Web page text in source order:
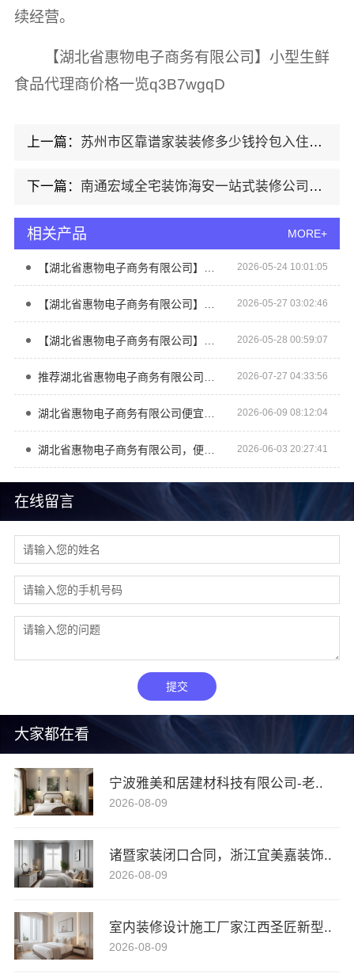
大家都在看
宁波雅美和居建材科技有限公司-老..
2026-08-09
诸暨家装闭口合同，浙江宜美嘉装饰..
2026-08-09
室内装修设计施工厂家江西圣匠新型..
2026-08-09
在线留言
提交
续经营。
【湖北省惠物电子商务有限公司】小型生鲜
食品代理商价格一览q3B7wgqD
上一篇： 苏州市区靠谱家装装修多少钱拎包入住百年豪庭
下一篇： 南通宏域全宅装饰海安一站式装修公司价格
相关产品 MORE+
2026-05-24 10:01:05
2026-05-27 03:02:46
2026-05-28 00:59:07
2026-07-27 04:33:56
2026-06-09 08:12:04
湖北省惠物电子商务有限公司，便宜数码家电平台好不好探讨 2026-06-03 20:27:41